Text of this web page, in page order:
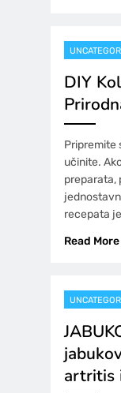
DIY
Pripremite
učinite.
preparata,
recepata
Read More
artritis